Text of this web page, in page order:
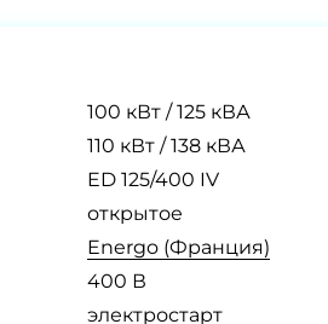
100 кВт / 125 кВА
110 кВт / 138 кВА
ED 125/400 IV
открытое
Energo (Франция)
400 В
электростарт